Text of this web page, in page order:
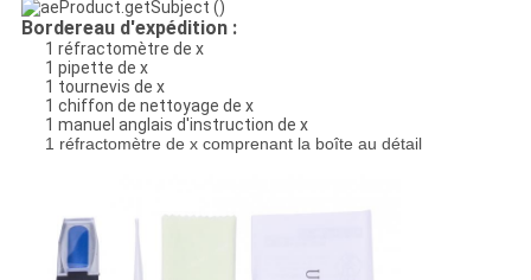
Bordereau d'expédition :
1 réfractomètre de x
1 pipette de x
1 tournevis de x
1 chiffon de nettoyage de x
1 manuel anglais d'instruction de x
1 réfractomètre de x comprenant la boîte au détail